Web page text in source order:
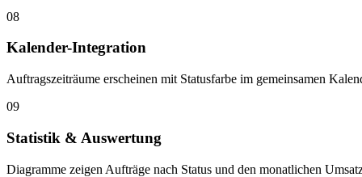
08
Kalender-Integration
Auftragszeiträume erscheinen mit Statusfarbe im gemeinsamen
09
Statistik & Auswertung
Diagramme zeigen Aufträge nach Status und den monatlichen